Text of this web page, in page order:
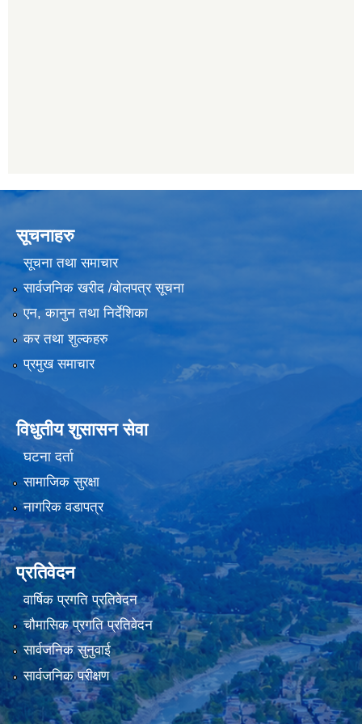
सूचनाहरु
सूचना तथा समाचार
सार्वजनिक खरीद /बोलपत्र सूचना
एन, कानुन तथा निर्देशिका
कर तथा शुल्कहरु
प्रमुख समाचार
विधुतीय शुसासन सेवा
घटना दर्ता
सामाजिक सुरक्षा
नागरिक वडापत्र
प्रतिवेदन
वार्षिक प्रगति प्रतिवेदन
चौमासिक प्रगति प्रतिवेदन
सार्वजनिक सुनुवाई
सार्वजनिक परीक्षण